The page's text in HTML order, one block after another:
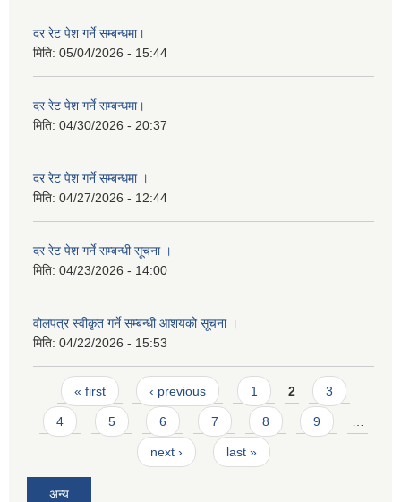
दर रेट पेश गर्ने सम्बन्धमा।
मिति: 05/04/2026 - 15:44
दर रेट पेश गर्ने सम्बन्धमा।
मिति: 04/30/2026 - 20:37
दर रेट पेश गर्ने सम्बन्धमा ।
मिति: 04/27/2026 - 12:44
दर रेट पेश गर्ने सम्बन्धी सूचना ।
मिति: 04/23/2026 - 14:00
वोलपत्र स्वीकृत गर्ने सम्बन्धी आशयको सूचना ।
मिति: 04/22/2026 - 15:53
Pages
« first ‹ previous 1 2 3
4 5 6 7 8 9 …
next › last »
अन्य